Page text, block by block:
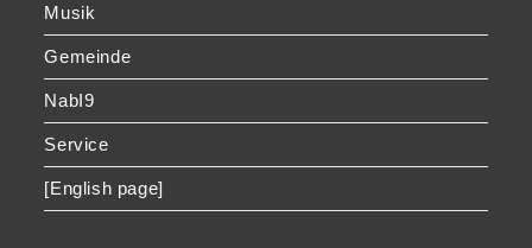
Musik
Gemeinde
NabI9
Service
[English page]